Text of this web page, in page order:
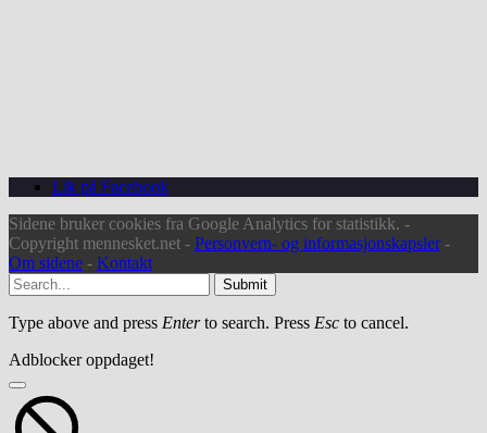
Lik på Facebook
Sidene bruker cookies fra Google Analytics for statistikk. -
Copyright mennesket.net - Personvern- og informasjonskapsler-
Om sidene - Kontakt
Submit
Type above and press Enterto search. Press Esc to cancel.
Adblocker oppdaget!